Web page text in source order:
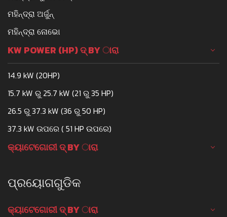
ମହିନ୍ଦ୍ରା ଅର୍ଜୁନ୍
ମହିନ୍ଦ୍ରା ନୋଭୋ
KW POWER (HP) ଦ୍ BY ାରା
14.9 kW (20HP)
15.7 kW ରୁ 25.7 kW (21 ରୁ 35 HP)
26.5 ରୁ 37.3 kW (36 ରୁ 50 HP)
37.3 kW ଉପରେ ( 51 HP ଉପରେ)
କ୍ୟାଟେଗୋରୀ ଦ୍ BY ାରା
ପ୍ରୟୋଗଗୁଡିକ
କ୍ୟାଟେଗୋରୀ ଦ୍ BY ାରା